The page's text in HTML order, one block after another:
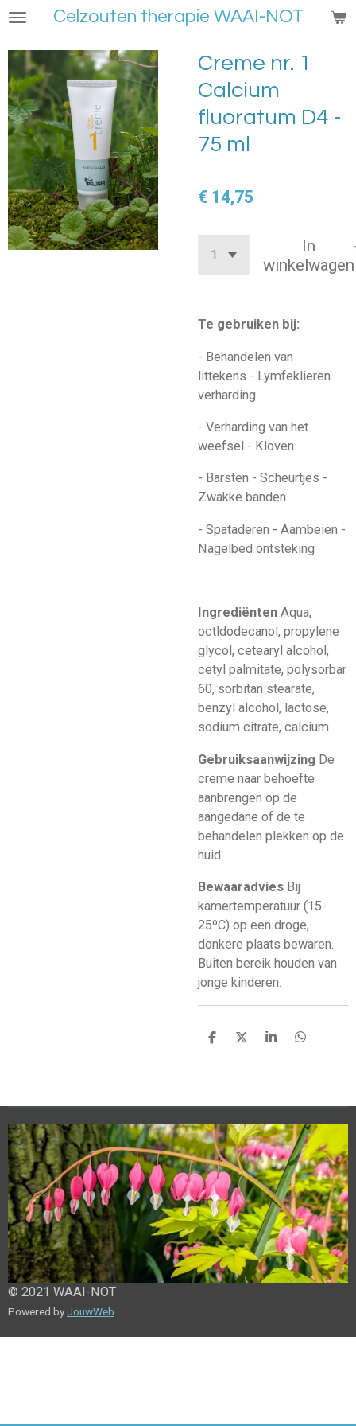
Ga
naar
de
hoofdinhoud
Celzouten therapie WAAI-NOT
Creme nr. 1
Calcium
fluoratum D4 -
75 ml
€ 14,75
In
winkelwagen
Te gebruiken bij:
- Behandelen van
littekens - Lymfeklieren
verharding
- Verharding van het
weefsel - Kloven
- Barsten - Scheurtjes -
Zwakke banden
- Spataderen - Aambeien -
Nagelbed ontsteking
Ingrediënten Aqua,
octldodecanol, propylene
glycol, cetearyl alcohol,
cetyl palmitate, polysorbar
60, sorbitan stearate,
benzyl alcohol, lactose,
sodium citrate, calcium
Gebruiksaanwijzing De
creme naar behoefte
aanbrengen op de
aangedane of de te
behandelen plekken op de
huid.
Bewaaradvies Bij
kamertemperatuur (15-
25ºC) op een droge,
donkere plaats bewaren.
Buiten bereik houden van
jonge kinderen.
D
D
S
D
© 2021 WAAI-NOT
Powered by JouwWeb